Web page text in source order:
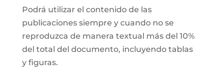
Podrá utilizar el contenido de las
publicaciones siempre y cuando no se
reproduzca de manera textual más del 10%
del total del documento, incluyendo tablas
y figuras.